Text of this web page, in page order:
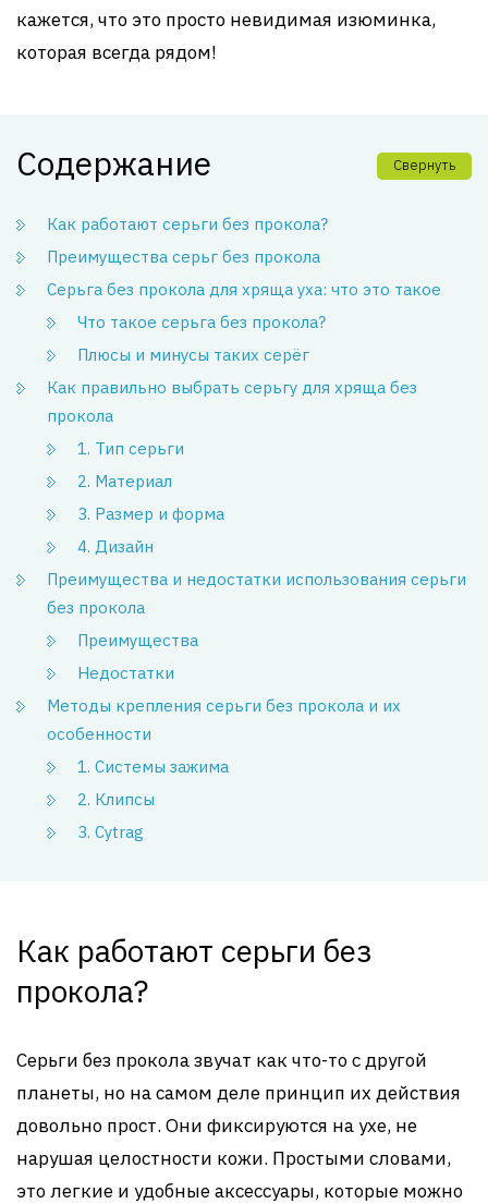
кажется, что это просто невидимая изюминка,
которая всегда рядом!
Содержание Свернуть
Как работают серьги без прокола?
Преимущества серьг без прокола
Серьга без прокола для хряща уха: что это такое
Что такое серьга без прокола?
Плюсы и минусы таких серёг
Как правильно выбрать серьгу для хряща без
прокола
1. Тип серьги
2. Материал
3. Размер и форма
4. Дизайн
Преимущества и недостатки использования серьги
без прокола
Преимущества
Недостатки
Методы крепления серьги без прокола и их
особенности
1. Системы зажима
2. Клипсы
3. Суtrag
Как работают серьги без
прокола?
Серьги без прокола звучат как что-то с другой
планеты, но на самом деле принцип их действия
довольно прост. Они фиксируются на ухе, не
нарушая целостности кожи. Простыми словами,
это легкие и удобные аксессуары, которые можно